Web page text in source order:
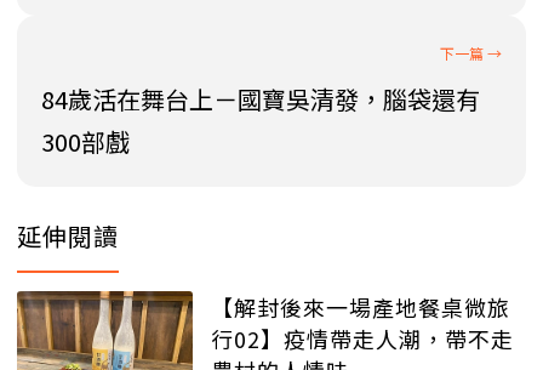
84歲活在舞台上－國寶吳清發，腦袋還有
300部戲
延伸閱讀
【解封後來一場產地餐桌微旅
行02】疫情帶走人潮，帶不走